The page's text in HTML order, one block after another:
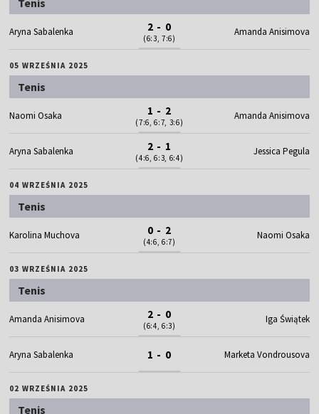
Aryna Sabalenka 2 - 0
(6:3, 7:6)
Amanda Anisimova
05 WRZEŚNIA 2025
Tenis
Naomi Osaka 1 - 2
(7:6, 6:7, 3:6)
Amanda Anisimova
Aryna Sabalenka 2 - 1
(4:6, 6:3, 6:4)
Jessica Pegula
04 WRZEŚNIA 2025
Tenis
Karolina Muchova 0 - 2
(4:6, 6:7)
Naomi Osaka
03 WRZEŚNIA 2025
Tenis
Amanda Anisimova 2 - 0
(6:4, 6:3)
Iga Świątek
Aryna Sabalenka 1 - 0 Marketa Vondrousova
02 WRZEŚNIA 2025
Tenis